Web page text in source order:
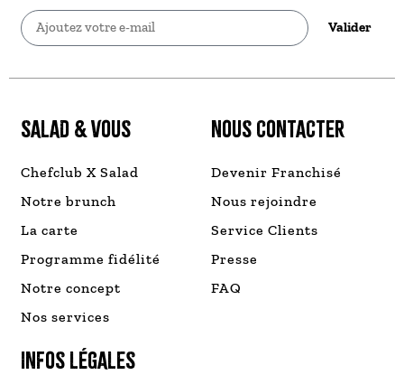
Valider
SALAD & VOUS
Chefclub X Salad
Notre brunch
La carte
Programme fidélité
Notre concept
Nos services
NOUS CONTACTER
Devenir Franchisé
Nous rejoindre
Service Clients
Presse
FAQ
INFOS LÉGALES